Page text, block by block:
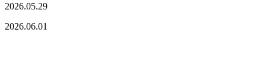
2026.05.29
2026.06.01